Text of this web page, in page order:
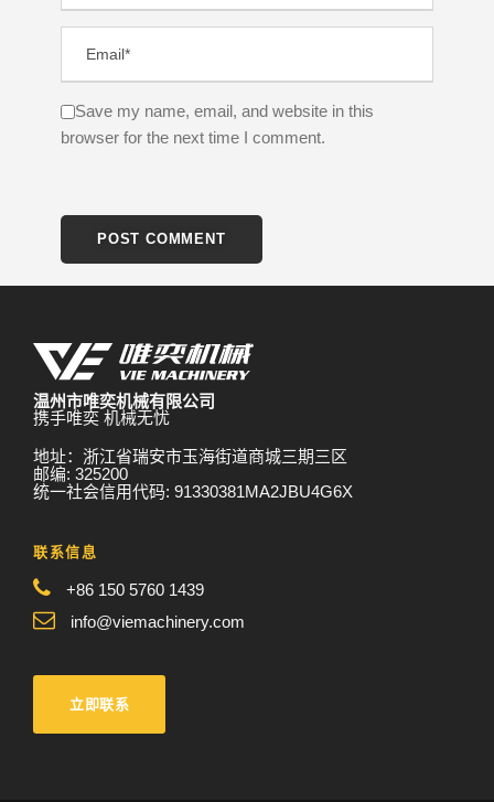
Save my name, email, and website in this
browser for the next time I comment.
温州市唯奕机械有限公司
携手唯奕 机械无忧
地址：浙江省瑞安市玉海街道商城三期三区
邮编: 325200
统一社会信用代码: 91330381MA2JBU4G6X
联系信息
+86 150 5760 1439
info@viemachinery.com
立即联系